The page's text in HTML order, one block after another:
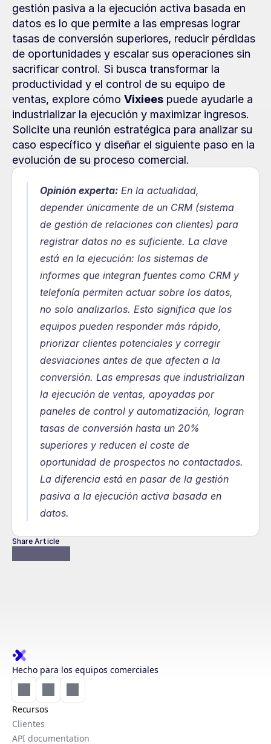
gestión pasiva a la ejecución activa basada en
datos es lo que permite a las empresas lograr
tasas de conversión superiores, reducir pérdidas
de oportunidades y escalar sus operaciones sin
sacrificar control. Si busca transformar la
productividad y el control de su equipo de
ventas, explore cómo Vixiees puede ayudarle a
industrializar la ejecución y maximizar ingresos.
Solicite una reunión estratégica para analizar su
caso específico y diseñar el siguiente paso en la
evolución de su proceso comercial.
Opinión experta: En la actualidad,
depender únicamente de un CRM (sistema
de gestión de relaciones con clientes) para
registrar datos no es suficiente. La clave
está en la ejecución: los sistemas de
informes que integran fuentes como CRM y
telefonía permiten actuar sobre los datos,
no solo analizarlos. Esto significa que los
equipos pueden responder más rápido,
priorizar clientes potenciales y corregir
desviaciones antes de que afecten a la
conversión. Las empresas que industrializan
la ejecución de ventas, apoyadas por
paneles de control y automatización, logran
tasas de conversión hasta un 20%
superiores y reducen el coste de
oportunidad de prospectos no contactados.
La diferencia está en pasar de la gestión
pasiva a la ejecución activa basada en
datos.
Share Article
Hecho para los equipos comerciales
Recursos
Clientes
API documentation